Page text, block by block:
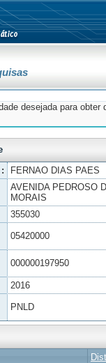
desejada para
FERNAO DIAS PAES
AVENIDA PEDROSO
MORAIS
355030
05420000
000000197950
2016
PNLD